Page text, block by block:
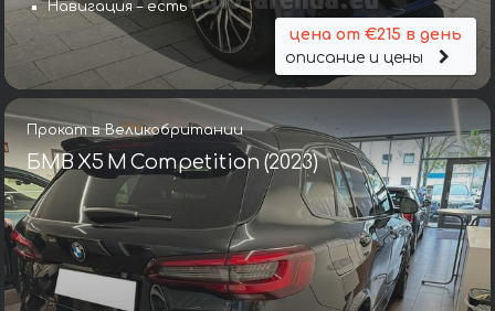
Навигация – есть
цена от €215 в день
описание и цены
Прокат в Великобритании
БМВ X5 M Competition (2023)